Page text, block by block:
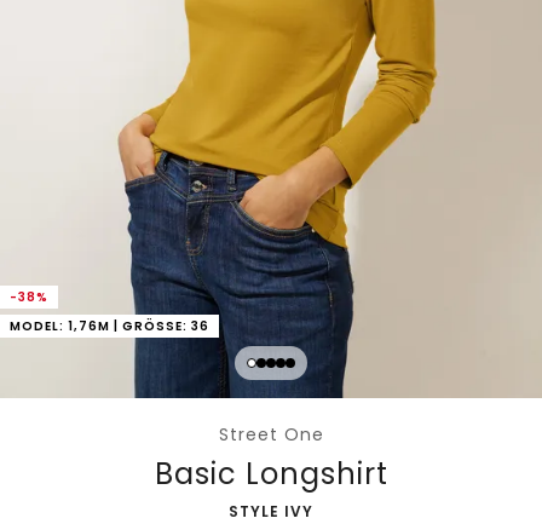
-38%
MODEL: 1,76M | GRÖSSE: 36
Street One
Basic Longshirt
-
STYLE IVY